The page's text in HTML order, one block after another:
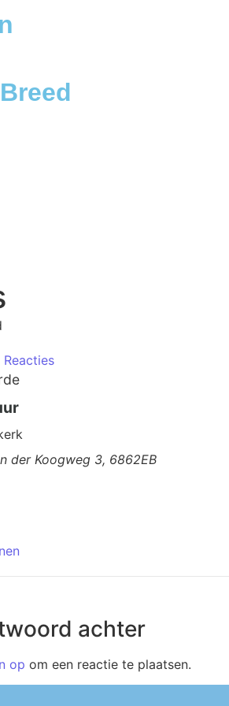
Reacties
der Koogweg 3, 6862EB
achter
op om een reactie te plaatsen.